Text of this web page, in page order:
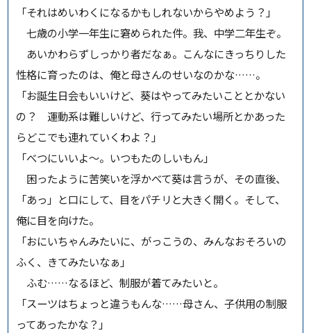
「それはめいわくになるかもしれないからやめよう？」
七歳の小学一年生に窘められた件。我、中学二年生ぞ。
あいかわらずしっかり者だなぁ。こんなにきっちりした
性格に育ったのは、俺と母さんのせいなのかな……。
「お誕生日会もいいけど、葵はやってみたいこととかない
の？ 運動系は難しいけど、行ってみたい場所とかあった
らどこでも連れていくわよ？」
「べつにいいよ～。いつもたのしいもん」
困ったように苦笑いを浮かべて葵は言うが、その直後、
「あっ」と口にして、目をパチリと大きく開く。そして、
俺に目を向けた。
「おにいちゃんみたいに、がっこうの、みんなおそろいの
ふく、きてみたいなぁ」
ふむ……なるほど、制服が着てみたいと。
「スーツはちょっと違うもんな……母さん、子供用の制服
ってあったかな？」